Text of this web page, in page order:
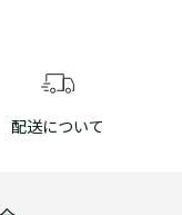
配送について